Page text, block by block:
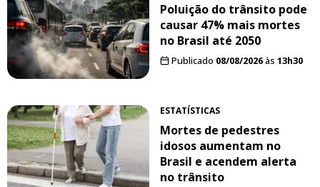
Poluição do trânsito pode
causar 47% mais mortes
no Brasil até 2050
Publicado 08/08/2026às 13h30
ESTATÍSTICAS
Mortes de pedestres
idosos aumentam no
Brasil e acendem alerta
no trânsito